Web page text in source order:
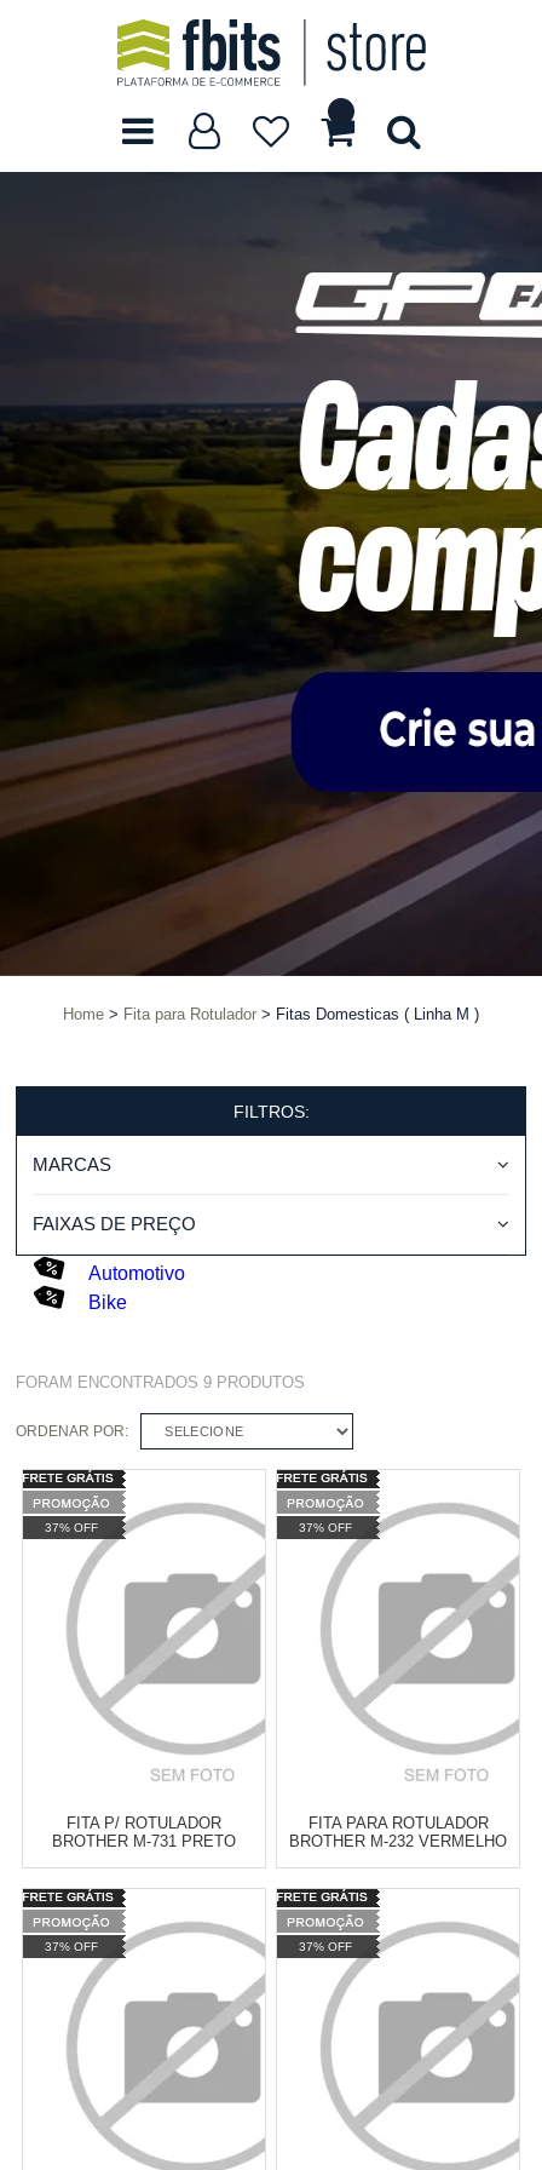
Home Fita para Rotulador Fitas Domesticas ( Linha M )
FILTROS:
MARCAS
FAIXAS DE PREÇO
Automotivo
Bike
FORAM ENCONTRADOS9 PRODUTOS
ORDENAR POR: SELECIONE
37% OFF
FITA P/ ROTULADOR
BROTHER M-731 PRETO
Varejo:
Atacado: R$ 2.550,90 (Apenas
Revendedor)
10 x
FITAS DOMESTICAS ( LINHA
COMPRAR
37% OFF
FITA PARA ROTULADOR
BROTHER M-232 VERMELHO
Varejo:
Atacado: R$ 2.550,90 (Apenas
Revendedor)
10
FITAS DOMESTICAS ( LINHA
COMPRAR
37% OFF 37% OFF